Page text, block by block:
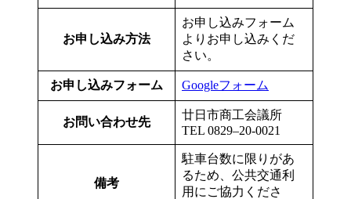
お申し込み方法
お申し込みフォーム
よりお申し込みくだ
さい。
お申し込みフォーム Googleフォーム
お問い合わせ先
廿日市商工会議所
TEL 0829–20-0021
備考
駐車台数に限りがあ
るため、公共交通利
用にご協力くださ